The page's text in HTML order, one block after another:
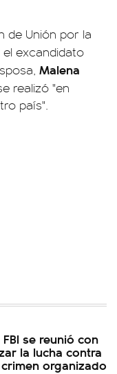
de Unión por la
excandidato
Malena
realizó "en
país".
se reunió con
la lucha contra
organizado